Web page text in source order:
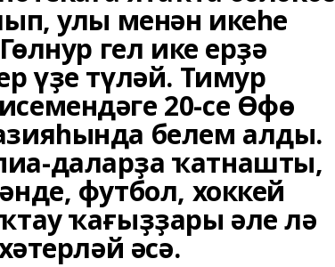
улы менән икеһе
гел ике ерҙә
үҙе түләй. Тимур
20-се Өфө
белем алды.
даларҙа ҡатнашты,
футбол, хоккей
ҡағыҙҙары әле лә
әсә.